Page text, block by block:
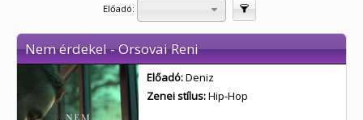
Előadó:
Nem érdekel - Orsovai Reni
Előadó:Deniz
Zenei stílus:Hip-Hop